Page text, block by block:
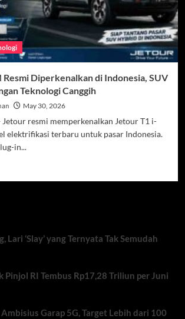
Diperkenalkan di Indonesia, SUV
Teknologi Canggih
May 30, 2026
resmi memperkenalkan Jetour T1 i-
elektrifikasi terbaru untuk pasar Indonesia.
in...
Lari ‘Slay’ yang Ternyata Tak Semudah
Pinjol RI Tembus Rp17,28 Triliun per Juni
Garap 5G, Target Lebih dari 100